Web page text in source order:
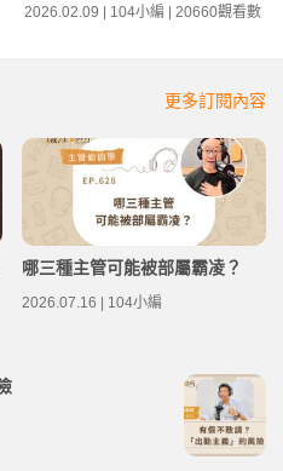
2026.02.09 | 104小編 | 20660觀看數
更多訂閱內容
哪三種主管可能被部屬霸凌？
2026.07.16 | 104小編